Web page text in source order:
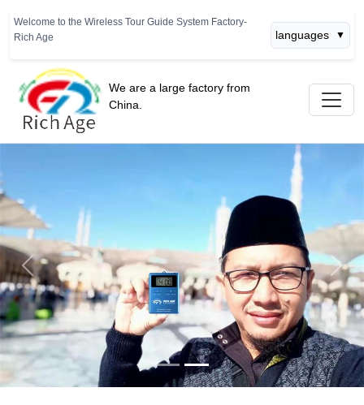
Welcome to the Wireless Tour Guide System Factory-
Rich Age
languages ▼
We are a large factory from
China.
Previous Next